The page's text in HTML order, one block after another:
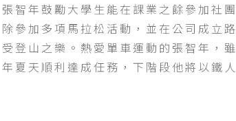
張智年鼓勵大學生能在課業之餘參加社
除參加多項馬拉松活動，並在公司成立
受登山之樂。熱愛單車運動的張智年，
年夏天順利達成任務，下階段他將以鐵